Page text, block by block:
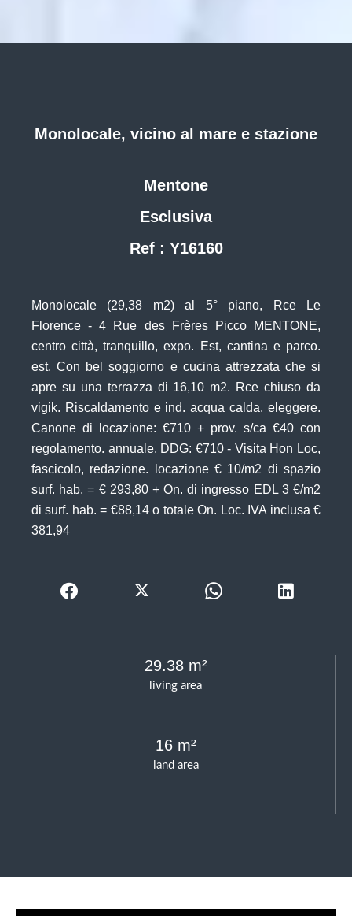
living area
29.38 m²
land area
16 m²
Monolocale, vicino al mare e stazione
Mentone
Esclusiva
Ref : Y16160
Monolocale (29,38 m2) al 5° piano, Rce Le
Florence - 4 Rue des Frères Picco MENTONE,
centro città, tranquillo, expo. Est, cantina e parco.
est. Con bel soggiorno e cucina attrezzata che si
apre su una terrazza di 16,10 m2. Rce chiuso da
vigik. Riscaldamento e ind. acqua calda. eleggere.
Canone di locazione: €710 + prov. s/ca €40 con
regolamento. annuale. DDG: €710 - Visita Hon Loc,
fascicolo, redazione. locazione € 10/m2 di spazio
surf. hab. = € 293,80 + On. di ingresso EDL 3 €/m2
di surf. hab. = €88,14 o totale On. Loc. IVA inclusa €
381,94